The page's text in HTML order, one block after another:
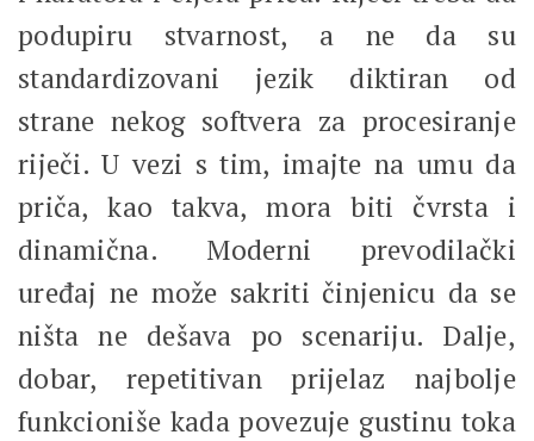
podupiru stvarnost, a ne da su
standardizovani jezik diktiran od
strane nekog softvera za procesiranje
riječi. U vezi s tim, imajte na umu da
priča, kao takva, mora biti čvrsta i
dinamična. Moderni prevodilački
uređaj ne može sakriti činjenicu da se
ništa ne dešava po scenariju. Dalje,
dobar, repetitivan prijelaz najbolje
funkcioniše kada povezuje gustinu toka